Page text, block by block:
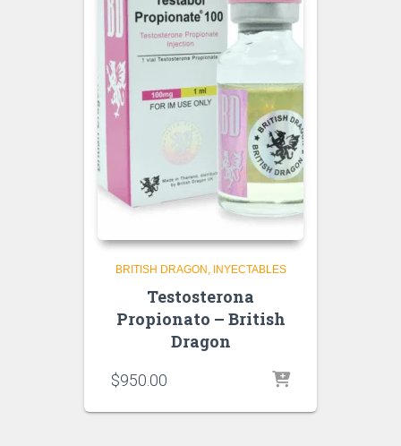
BRITISH DRAGON INYECTABLES
Testosterona
Propionato – British
Dragon
$950.00